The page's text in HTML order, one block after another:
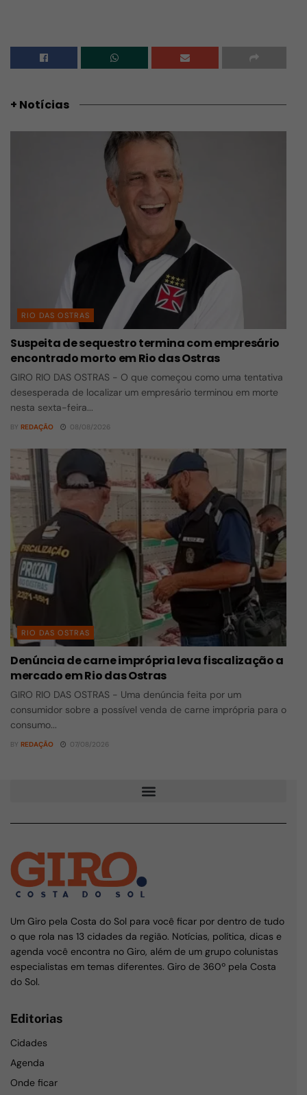
+ Notícias
RIO DAS OSTRAS
Suspeita de sequestro termina com empresário
encontrado morto em Rio das Ostras
GIRO RIO DAS OSTRAS - O que começou como uma tentativa
desesperada de localizar um empresário terminou em morte
nesta sexta-feira...
BY REDAÇÃO 08/08/2026
RIO DAS OSTRAS
Denúncia de carne imprópria leva fiscalização a
mercado em Rio das Ostras
GIRO RIO DAS OSTRAS - Uma denúncia feita por um
consumidor sobre a possível venda de carne imprópria para o
consumo...
BY REDAÇÃO 07/08/2026
Um Giro pela Costa do Sol para você ficar por dentro de tudo
o que rola nas 13 cidades da região. Notícias, política, dicas e
agenda você encontra no Giro, além de um grupo colunistas
especialistas em temas diferentes. Giro de 360º pela Costa
do Sol.
Editorias
Cidades
Agenda
Onde ficar